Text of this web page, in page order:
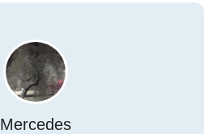
Mercedes